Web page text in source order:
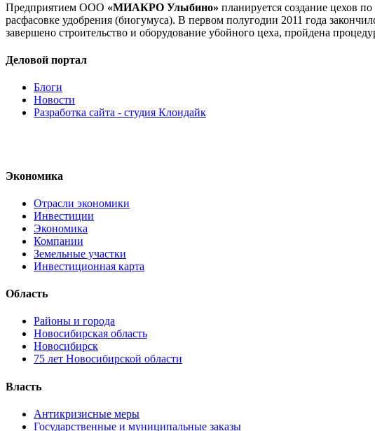
Предприятием ООО «МИАКРО Улыбино» планируется создание цехов
расфасовке удобрения (биогумуса). В первом полугодии 2011 года
завершено строительство и оборудование убойного цеха, пройдена
Деловой портал
Блоги
Новости
Разработка сайта - студия Клондайк
Экономика
Отрасли экономики
Инвестиции
Экономика
Компании
Земельные участки
Инвестиционная карта
Область
Районы и города
Новосибирская область
Новосибирск
75 лет Новосибирской области
Власть
Антикризисные меры
Государственные и муниципальные заказы